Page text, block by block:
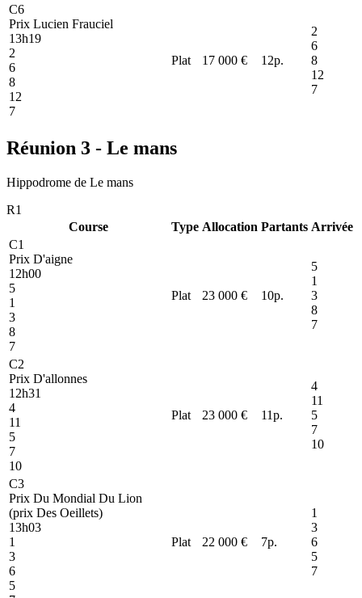
C6
Prix Lucien Frauciel
13h19
2
6
8
12
7
Plat 17 000 € 12p.
2
6
8
12
7
Réunion 3 - Le mans
Hippodrome de Le mans
R1
Course
Type Allocation Partants Arrivée
C1
Prix D'aigne
12h00
5
1
3
8
7
Plat 23 000 € 10p.
5
1
3
8
7
C2
Prix D'allonnes
12h31
4
11
5
7
10
Plat 23 000 € 11p.
4
11
5
7
10
C3
Prix Du Mondial Du Lion
(prix Des Oeillets)
13h03
1
3
6
5
Plat 22 000 € 7p.
1
3
6
5
7